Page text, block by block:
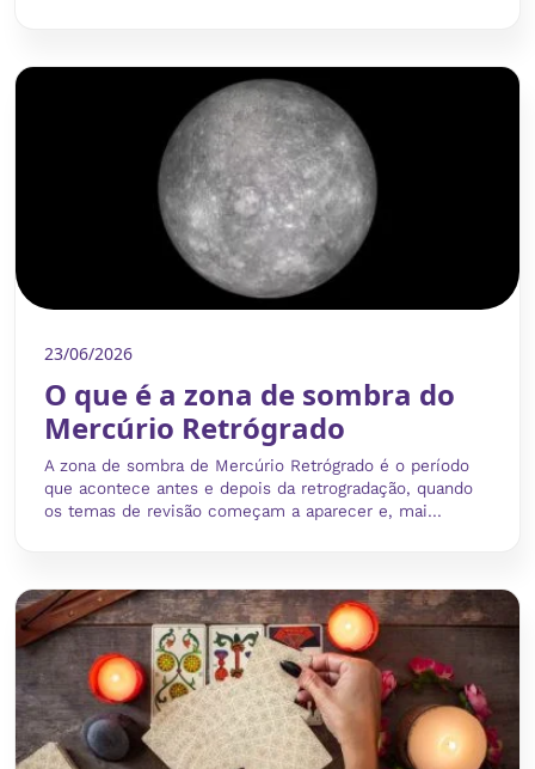
23/06/2026
O que é a zona de sombra do
Mercúrio Retrógrado
A zona de sombra de Mercúrio Retrógrado é o período
que acontece antes e depois da retrogradação, quando
os temas de revisão começam a aparecer e, mai...